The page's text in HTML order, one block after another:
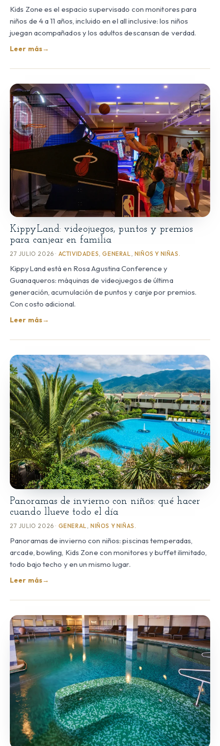
Kids Zone es el espacio supervisado con monitores para
niños de 4 a 11 años, incluido en el all inclusive: los niños
juegan acompañados y los adultos descansan de verdad.
Leer más→
KippyLand: videojuegos, puntos y premios
para canjear en familia
27 JULIO 2026 · ACTIVIDADES,GENERAL, NIÑOS Y NIÑAS.
KippyLand está en Rosa Agustina Conference y
Guanaqueros: máquinas de videojuegos de última
generación, acumulación de puntos y canje por premios.
Con costo adicional.
Leer más→
Panoramas de invierno con niños: qué hacer
cuando llueve todo el día
27 JULIO 2026 · GENERAL ,NIÑOS Y NIÑAS.
Panoramas de invierno con niños: piscinas temperadas,
arcade, bowling, Kids Zone con monitores y buffet ilimitado,
todo bajo techo y en un mismo lugar.
Leer más→